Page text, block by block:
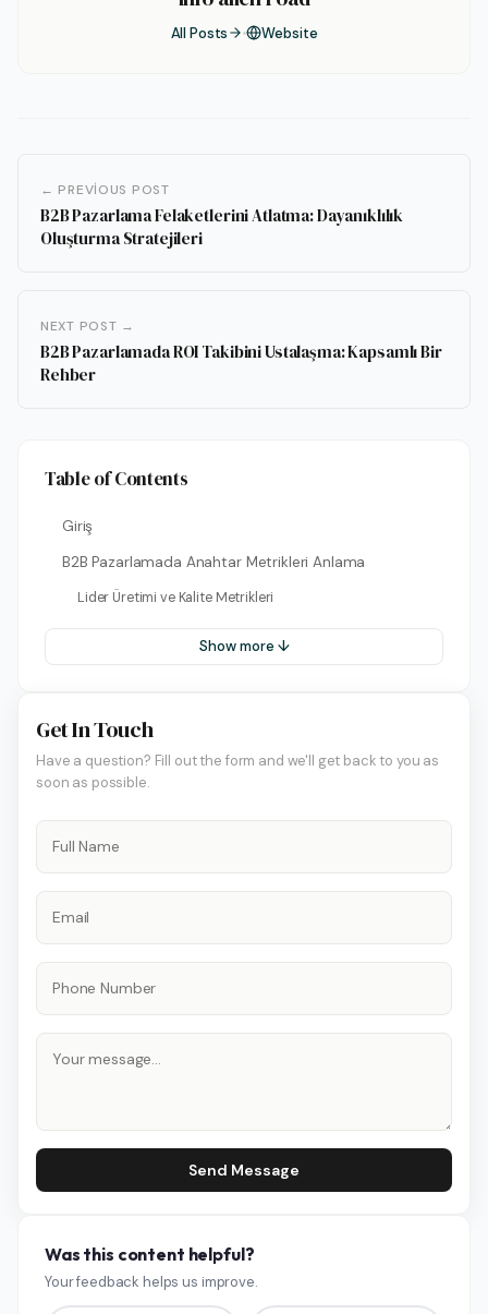
All Posts Website
← PREVIOUS POST
B2B Pazarlama Felaketlerini Atlatma: Dayanıklılık
Oluşturma Stratejileri
NEXT POST →
B2B Pazarlamada ROI Takibini Ustalaşma: Kapsamlı Bir
Rehber
Table of Contents
Giriş
B2B Pazarlamada Anahtar Metrikleri Anlama
Lider Üretimi ve Kalite Metrikleri
Show more ↓
Get In Touch
Have a question? Fill out the form and we'll get back to you as
soon as possible.
Send Message
Was this content helpful?
Your feedback helps us improve.